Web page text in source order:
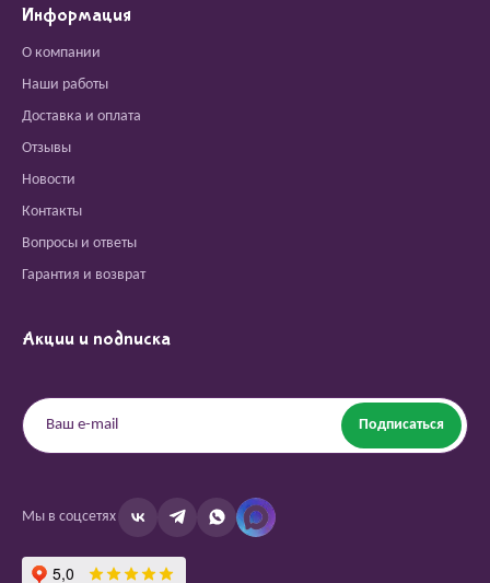
Информация
О компании
Наши работы
Доставка и оплата
Отзывы
Новости
Контакты
Вопросы и ответы
Гарантия и возврат
Акции и подписка
Подписаться
Мы в соцсетях